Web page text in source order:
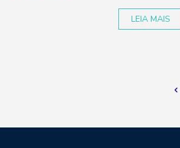
LEIA MAIS